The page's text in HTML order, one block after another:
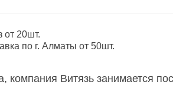
от 20шт.
по г. Алматы от 50шт.
компания Витязь занимается